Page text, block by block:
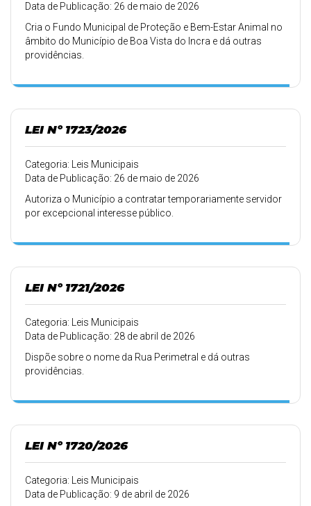
Data de Publicação: 26 de maio de 2026
Cria o Fundo Municipal de Proteção e Bem-Estar Animal no
âmbito do Município de Boa Vista do Incra e dá outras
providências.
LEI Nº 1723/2026
Categoria: Leis Municipais
Data de Publicação: 26 de maio de 2026
Autoriza o Município a contratar temporariamente servidor
por excepcional interesse público.
LEI Nº 1721/2026
Categoria: Leis Municipais
Data de Publicação: 28 de abril de 2026
Dispõe sobre o nome da Rua Perimetral e dá outras
providências.
LEI Nº 1720/2026
Categoria: Leis Municipais
Data de Publicação: 9 de abril de 2026